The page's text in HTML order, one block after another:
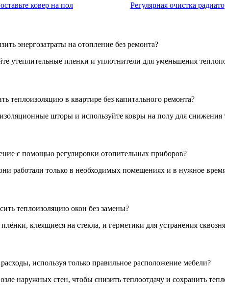
ковер на пол Регулярная очистка
энергозатраты на отопление без ремонта?
утеплительные пленки и уплотнители для уменьшения
теплоизоляцию в квартире без капитального ремонта?
шторы и используйте ковры на полу для снижения
с помощью регулировки отопительных приборов?
работали только в необходимых помещениях и в нужное
теплоизоляцию окон без замены?
клеящиеся на стекла, и герметики для устранения
используя только правильное расположение мебели?
наружных стен, чтобы снизить теплоотдачу и сохранить